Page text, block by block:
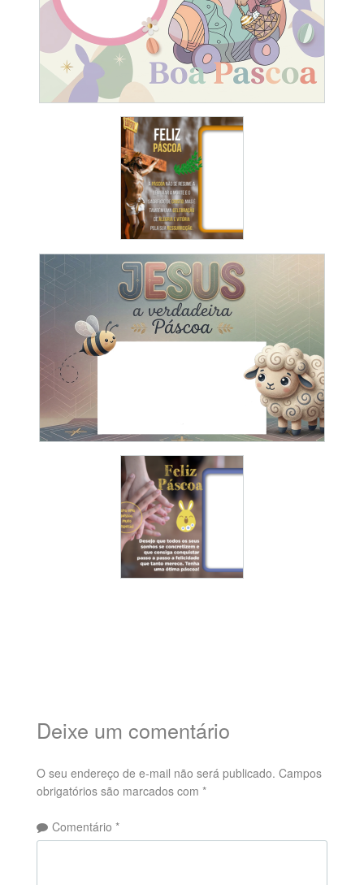
Deixe um comentário
O seu endereço de e-mail não será publicado. Campos
obrigatórios são marcados com *
Comentário *